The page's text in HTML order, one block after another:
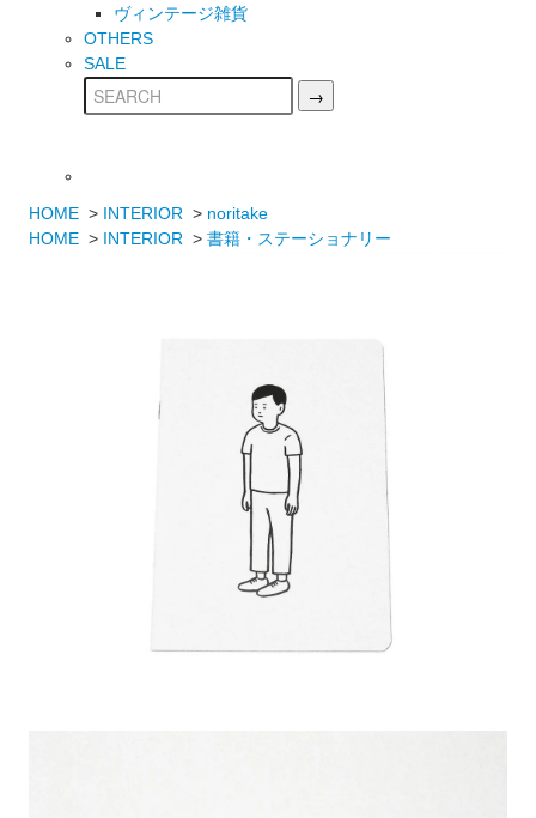
ヴィンテージ雑貨
OTHERS
SALE
HOME > INTERIOR > noritake
HOME > INTERIOR >書籍・ステーショナリー